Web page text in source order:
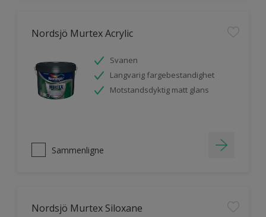
Nordsjö Murtex Acrylic
Svanen
Langvarig fargebestandighet
Motstandsdyktig matt glans
Sammenligne
Nordsjö Murtex Siloxane